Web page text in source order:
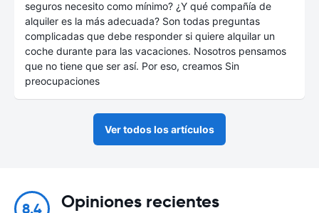
seguros necesito como mínimo? ¿Y qué compañía de
alquiler es la más adecuada? Son todas preguntas
complicadas que debe responder si quiere alquilar un
coche durante para las vacaciones. Nosotros pensamos
que no tiene que ser así. Por eso, creamos Sin
preocupaciones
Ver todos los artículos
8.4 Opiniones recientes